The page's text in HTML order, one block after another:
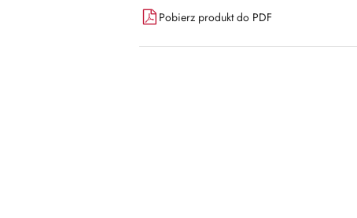
Pobierz produkt do PDF